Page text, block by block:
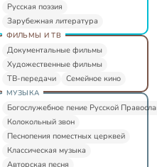
Русская поэзия
Зарубежная литература
ФИЛЬМЫ И ТВ
Документальные фильмы
Художественные фильмы
ТВ-передачи
Семейное кино
МУЗЫКА
Богослужебное пение Русской
Колокольный звон
Песнопения поместных церквей
Классическая музыка
Авторская песня